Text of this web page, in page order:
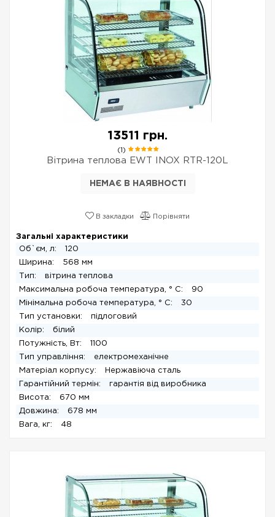
13511 грн.
(1)
Вітрина теплова EWT INOX RTR-120L
НЕМАЄ В НАЯВНОСТІ
В закладки Порівняти
Загальні характеристики
Об`єм, л:
120
Ширина:
568 мм
Тип:
вітрина теплова
Максимальна робоча температура, ° C:
90
Мінімальна робоча температура, ° C:
30
Тип установки:
підлоговий
Колір:
білий
Потужність, Вт:
1100
Тип управління:
електромеханічне
Матеріал корпусу:
Нержавіюча сталь
Гарантійний термін:
гарантія від виробника
Висота:
670 мм
Довжина:
678 мм
Вага, кг:
48